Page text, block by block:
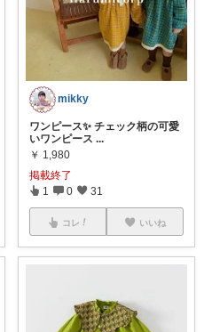
mikky
ワンピース✨ チェック柄の可愛
いワンピース ...
￥ 1,980
掲載終了
1 0 31
コレ いいね